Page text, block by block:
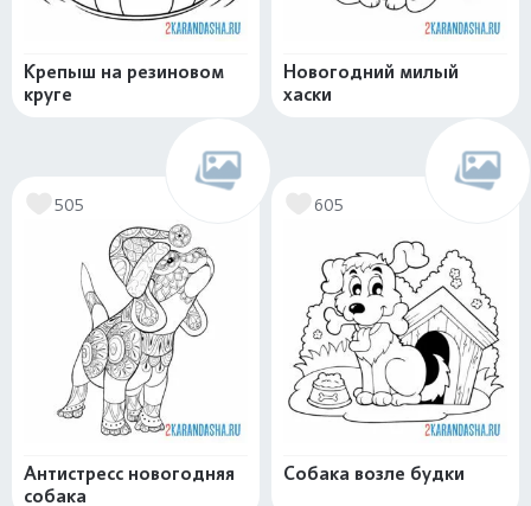
Крепыш на резиновом
круге
Новогодний милый
хаски
505
Антистресс новогодняя
собака
605
Собака возле будки